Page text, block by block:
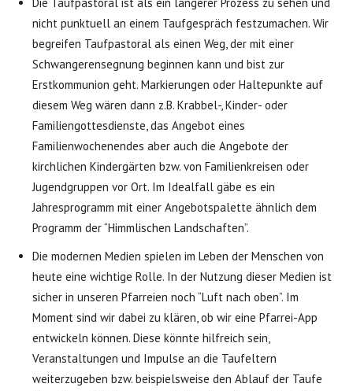
nicht punktuell an einem Taufgespräch festzumachen. Wir
begreifen Taufpastoral als einen Weg, der mit einer
Schwangerensegnung beginnen kann und bist zur
Erstkommunion geht. Markierungen oder Haltepunkte auf
diesem Weg wären dann z.B. Krabbel-, Kinder- oder
Familiengottesdienste, das Angebot eines
Familienwochenendes aber auch die Angebote der
kirchlichen Kindergärten bzw. von Familienkreisen oder
Jugendgruppen vor Ort. Im Idealfall gäbe es ein
Jahresprogramm mit einer Angebotspalette ähnlich dem
Programm der “Himmlischen Landschaften”.
Die modernen Medien spielen im Leben der Menschen von
heute eine wichtige Rolle. In der Nutzung dieser Medien ist
sicher in unseren Pfarreien noch “Luft nach oben”. Im
Moment sind wir dabei zu klären, ob wir eine Pfarrei-App
entwickeln können. Diese könnte hilfreich sein,
Veranstaltungen und Impulse an die Taufeltern
weiterzugeben bzw. beispielsweise den Ablauf der Taufe